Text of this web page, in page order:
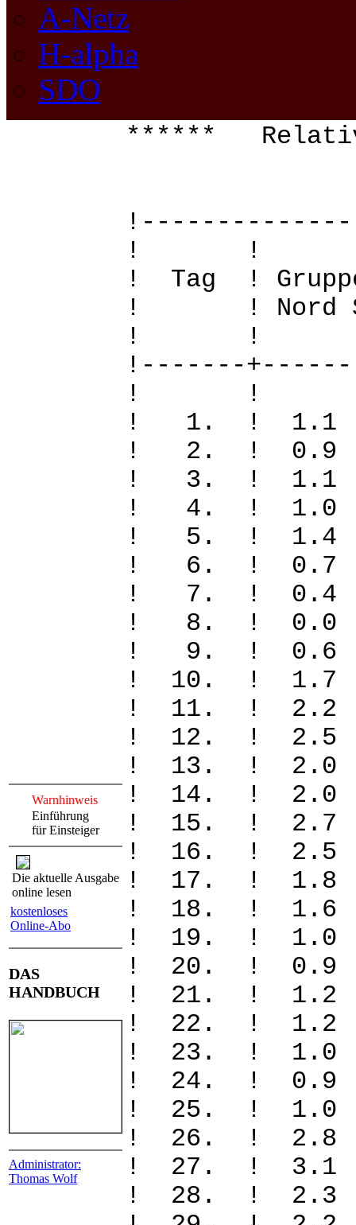
A-Netz
H-alpha
SDO
Warnhinweis
Einführung
für Einsteiger
Die aktuelle Ausgabe
online lesen
kostenloses
Online-Abo
DAS
HANDBUCH
Administrator:
Thomas Wolf
******
!
! Tag !
! ! Nord
!
!-------
!
! 1. ! 1.1
! 2. ! 0.9
! 3. ! 1.1
! 4. ! 1.0
! 5. ! 1.4
! 6. ! 0.7
! 7. ! 0.4
! 8. !
! 9. ! 0.6
! 10. !
! 11. !
! 12. !
! 13. !
! 14. ! 2.0
! 15. !
! 16. !
! 17. ! 1.8
! 18. !
! 19. !
! 20. !
! 21. !
! 22. !
! 23. !
! 24. !
! 25. !
! 26. !
! 27. !
! 28. !